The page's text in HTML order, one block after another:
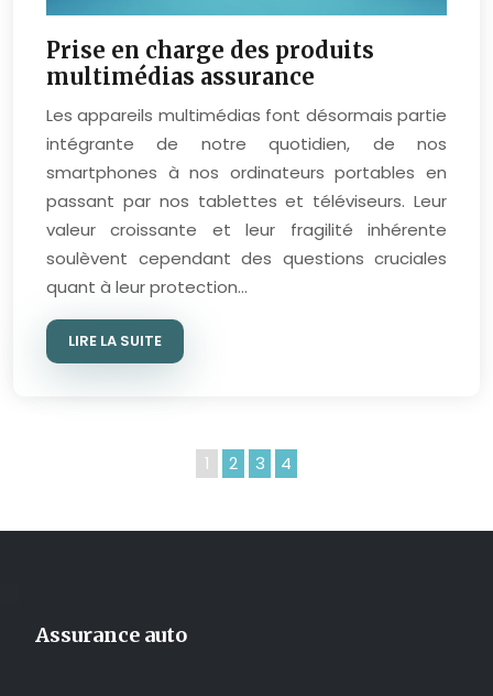
Prise en charge des produits
multimédias assurance
Les appareils multimédias font désormais partie
intégrante de notre quotidien, de nos
smartphones à nos ordinateurs portables en
passant par nos tablettes et téléviseurs. Leur
valeur croissante et leur fragilité inhérente
soulèvent cependant des questions cruciales
quant à leur protection…
LIRE LA SUITE
1 2 3 4
Assurance auto